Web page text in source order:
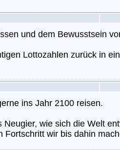
und dem Bewusstsein
Lottozahlen zurück in
ins Jahr 2100 reisen.
Neugier, wie sich die Welt
Fortschritt wir bis dahin